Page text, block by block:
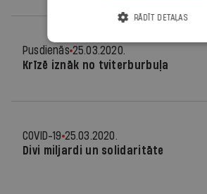
Pusdienās 25.03.2020.
Krīzē iznāk no tviterburbuļa
COVID-19 25.03.2020.
Divi miljardi un solidaritāte
RĀDĪT DETAĻAS